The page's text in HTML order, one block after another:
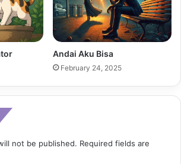
Andai Aku Bisa
February 24, 2025
not be published. Required fields are